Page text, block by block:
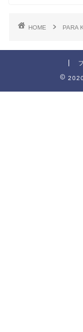
HOME PARA